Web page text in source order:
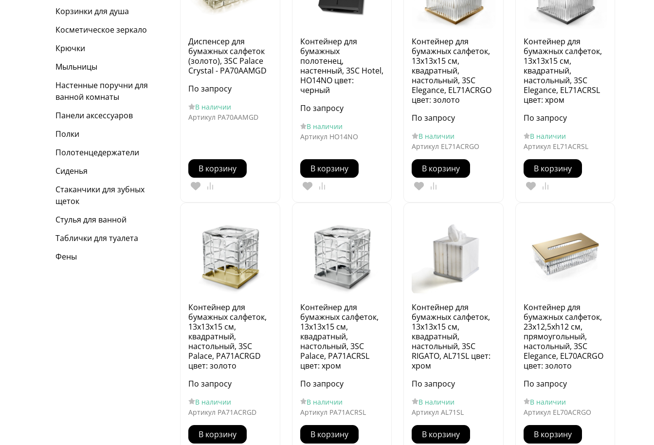
Корзинки для душа
Косметическое зеркало
Крючки
Мыльницы
Настенные поручни для
ванной комнаты
Панели аксессуаров
Полки
Полотенцедержатели
Сиденья
Стаканчики для зубных
щеток
Стулья для ванной
Таблички для туалета
Фены
Диспенсер для
бумажных салфеток
(золото), 3SC Palace
Crystal - PA70AAMGD
По запросу
В наличии
Артикул PA70AAMGD
В корзину
Контейнер для
бумажных
полотенец,
настенный, 3SC Hotel,
HO14NO цвет:
черный
По запросу
В наличии
Артикул HO14NO
В корзину
Контейнер для
бумажных салфеток,
13х13х15 см,
квадратный,
настольный, 3SC
Elegance, EL71ACRGO
цвет: золото
По запросу
В наличии
Артикул EL71ACRGO
В корзину
Контейнер для
бумажных салфеток,
13х13х15 см,
квадратный,
настольный, 3SC
Elegance, EL71ACRSL
цвет: хром
По запросу
В наличии
Артикул EL71ACRSL
В корзину
Контейнер для
бумажных салфеток,
13х13х15 см,
квадратный,
настольный, 3SC
Palace, PA71ACRGD
цвет: золото
По запросу
В наличии
Артикул PA71ACRGD
В корзину
Контейнер для
бумажных салфеток,
13х13х15 см,
квадратный,
настольный, 3SC
Palace, PA71ACRSL
цвет: хром
По запросу
В наличии
Артикул PA71ACRSL
В корзину
Контейнер для
бумажных салфеток,
13х13х15 см,
квадратный,
настольный, 3SC
RIGATO, AL71SL цвет:
хром
По запросу
В наличии
Артикул AL71SL
В корзину
Контейнер для
бумажных салфеток,
23х12,5хh12 см,
прямоугольный,
настольный, 3SC
Elegance, EL70ACRGO
цвет: золото
По запросу
В наличии
Артикул EL70ACRGO
В корзину